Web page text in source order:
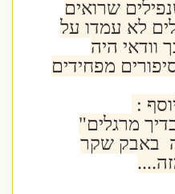
שרואים
לא עמדו על
היה
מפחידים
:
מרגלים"
באבק שקר